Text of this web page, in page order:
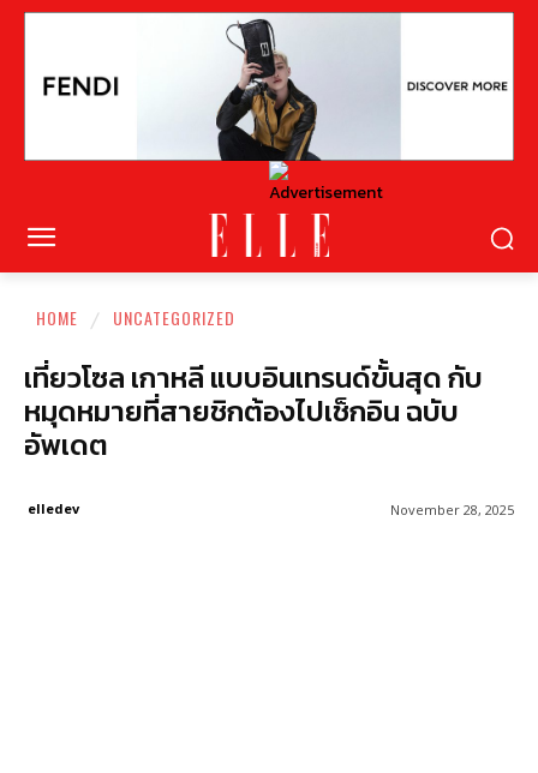
HOME UNCATEGORIZED
เที่ยวโซล เกาหลี แบบอินเทรนด์ขั้นสุด กับ
หมุดหมายที่สายชิกต้องไปเช็กอิน ฉบับ
อัพเดต
November 28, 2025
elledev